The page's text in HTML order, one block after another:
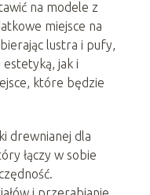
na modele z
miejsce na
lustra i pufy,
jak i
które będzie
drewnianej dla
łączy w sobie